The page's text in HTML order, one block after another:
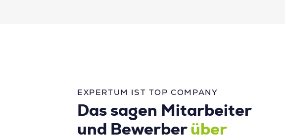
EXPERTUM IST TOP COMPANY
Das sagen Mitarbeiter
und Bewerber über